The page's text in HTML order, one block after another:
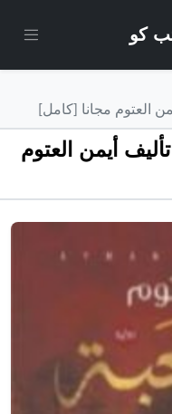
تحميل كتاب مسغبة PDF تأليف أيمن العتوم